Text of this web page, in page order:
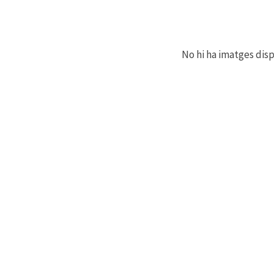
No hi ha imatges